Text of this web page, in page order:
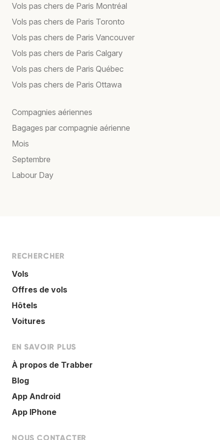
Vols pas chers de Paris Montréal
Vols pas chers de Paris Toronto
Vols pas chers de Paris Vancouver
Vols pas chers de Paris Calgary
Vols pas chers de Paris Québec
Vols pas chers de Paris Ottawa
Compagnies aériennes
Bagages par compagnie aérienne
Mois
Septembre
Labour Day
RECHERCHER
Vols
Offres de vols
Hôtels
Voitures
EN SAVOIR PLUS
À propos de Trabber
Blog
App Android
App IPhone
NOUS CONTACTER